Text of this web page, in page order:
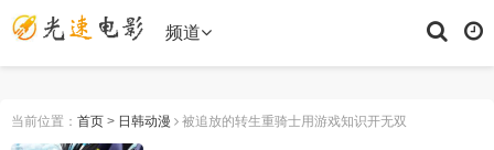
频道
当前位置： 首页 > 日韩动漫 被追放的转生重骑士用游戏知识开无双